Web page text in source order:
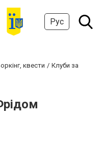
Рус
квести
Клуби за